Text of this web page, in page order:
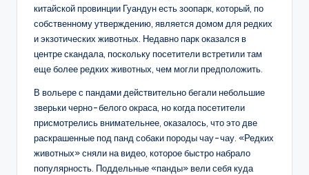
китайской провинции Гуандун есть зоопарк, который, по
собственному утверждению, является домом для редких
и экзотических животных. Недавно парк оказался в
центре скандала, поскольку посетители встретили там
еще более редких животных, чем могли предположить.
В вольере с пандами действительно бегали небольшие
зверьки черно-белого окраса, но когда посетители
присмотрелись внимательнее, оказалось, что это две
раскрашенные под панд собаки породы чау-чау. «Редких
животных» сняли на видео, которое быстро набрало
популярность. Поддельные «панды» вели себя куда